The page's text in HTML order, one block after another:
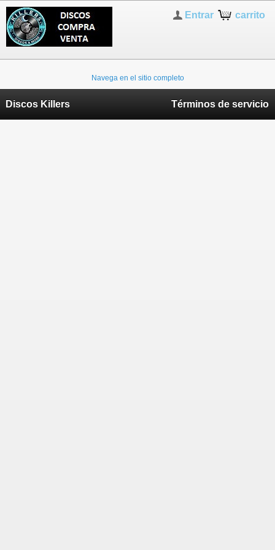
carrito
Entrar
Navega en el sitio completo
Discos Killers Términos de servicio